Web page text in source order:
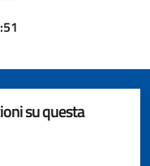
su questa